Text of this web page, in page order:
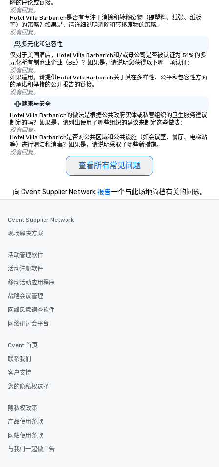
略的评论或链接。
没有回复。
Hotel Villa Barbarich是否有专注于消除和转移废物（即塑料、纸张、纸板
等）的策略？如果是，请详细说明消除和转移废物的策略。
没有回复。
多元化和包容性
仅对于美国酒店，Hotel Villa Barbarich和/或母公司是否被认证为 51% 的多
元化所有制商业企业（BE）？如果是，请说明您获得以下哪一项认证：
没有回复。
如果适用，请提供Hotel Villa Barbarich关于其在多样性、公平和包容性方面
的承诺和举措的公开报告的链接。
没有回复。
健康与安全
Hotel Villa Barbarich的做法是根据公共政府实体或私营组织的卫生服务建议
制定的吗？如果是，请列出使用了哪些组织的建议来制定这些做法：
没有回复。
Hotel Villa Barbarich是否对公共区域和公共设施（如会议室、餐厅、电梯站
等）进行清洁和消毒？如果是，请说明采取了哪些新措施。
没有回复。
查看所有常见问题
向 Cvent Supplier Network报告一个与此场地简档有关的问题。
Cvent Supplier Network
现场解决方案
活动管理软件
活动注册软件
移动活动应用程序
战略会议管理
网络民意调查软件
网络研讨会平台
Cvent 首页
联系我们
客户支持
您的隐私权选择
隐私权政策
产品使用条款
网站使用条款
与我们一起做广告